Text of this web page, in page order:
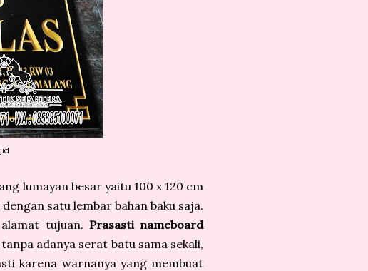
lumayan besar yaitu 100 x 120 cm
satu lembar bahan baku saja.
tujuan. Prasasti nameboard
adanya serat batu sama sekali,
karena warnanya yang membuat